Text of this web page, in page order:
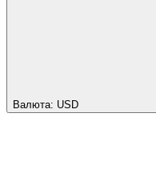
Валюта: USD